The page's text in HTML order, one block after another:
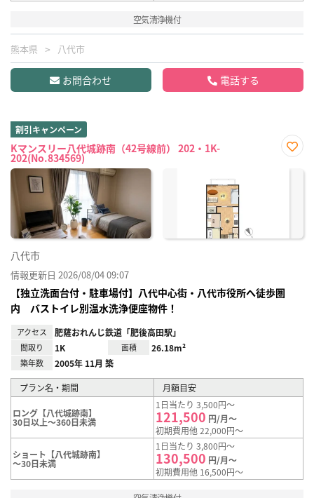
空気清浄機付
熊本県 八代市
お問合わせ 電話する
割引キャンペーン
Kマンスリー八代城跡南（42号線前） 202・1K-
202(No.834569)
に入
八代市
情報更新日 2026/08/04 09:07
【独立洗面台付・駐車場付】八代中心街・八代市役所へ徒歩圏
内 バストイレ別温水洗浄便座物件！
アクセス 肥薩おれんじ鉄道「肥後高田駅」
間取り 1K 面積 26.18m²
築年数 2005年 11月 築
プラン名・期間 月額目安
ロング【八代城跡南】
30日以上～360日未満
1日当たり 3,500円～
121,500 円/月～
初期費用他 22,000円～
ショート【八代城跡南】
～30日未満
1日当たり 3,800円～
130,500 円/月～
初期費用他 16,500円～